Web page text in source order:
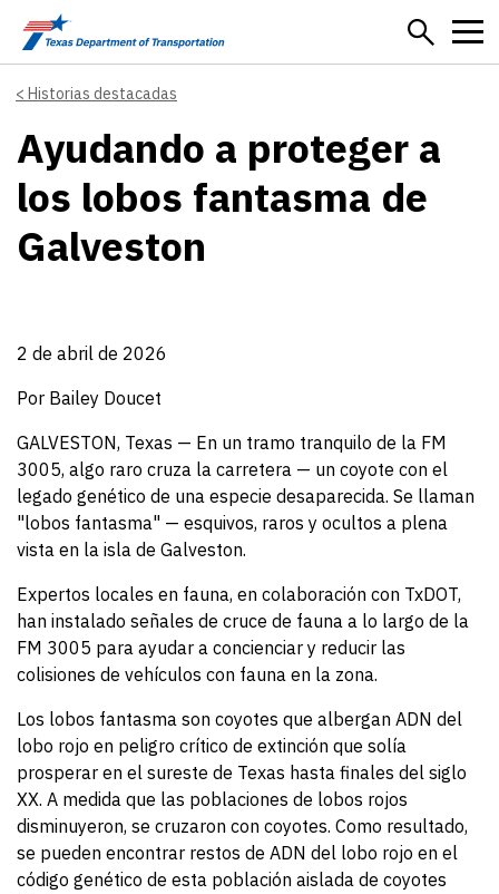
Skip to main content
Historias destacadas
Ayudando a proteger a
los lobos fantasma de
Galveston
2 de abril de 2026
Por Bailey Doucet
GALVESTON, Texas — En un tramo tranquilo de la FM
3005, algo raro cruza la carretera — un coyote con el
legado genético de una especie desaparecida. Se llaman
"lobos fantasma" — esquivos, raros y ocultos a plena
vista en la isla de Galveston.
Expertos locales en fauna, en colaboración con TxDOT,
han instalado señales de cruce de fauna a lo largo de la
FM 3005 para ayudar a concienciar y reducir las
colisiones de vehículos con fauna en la zona.
Los lobos fantasma son coyotes que albergan ADN del
lobo rojo en peligro crítico de extinción que solía
prosperar en el sureste de Texas hasta finales del siglo
XX. A medida que las poblaciones de lobos rojos
disminuyeron, se cruzaron con coyotes. Como resultado,
se pueden encontrar restos de ADN del lobo rojo en el
código genético de esta población aislada de coyotes